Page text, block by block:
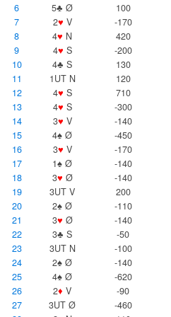
6 5♣ Ø 100
7
2♥ V -170
8
4♥ N 420
9
4♥ S -200
10
4♣ S 130
11
1UT N 120
12
4♥ S 710
13
4♥ S -300
14
3♥ V -140
15
4♠ Ø -450
16
3♥ V -170
17
1♠ Ø -140
18
3♥ Ø -140
19
3UT V 200
20
2♠ Ø -110
21
3♥ Ø -140
22
3♣ S -50
23
3UT N -100
24
2♠ Ø -140
25
4♠ Ø -620
26
2♦ V -90
27
3UT Ø -460